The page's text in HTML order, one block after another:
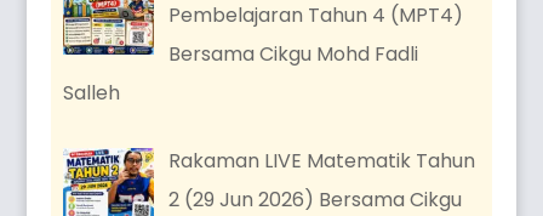
Pembelajaran Tahun 4 (MPT4)
Bersama Cikgu Mohd Fadli
Salleh
Rakaman LIVE Matematik Tahun
2 (29 Jun 2026) Bersama Cikgu